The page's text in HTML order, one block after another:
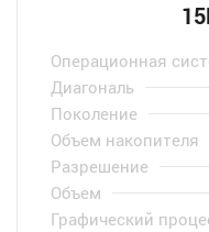
Операционная
Диагональ
Поколение
Объем накопителя
Разрешение
Объем
Графический